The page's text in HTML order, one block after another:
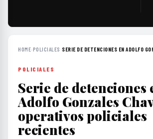
HOME›POLICIALES ›SERIE DE DETENCIONES EN ADOLFO
POLICIALES
Serie de detenciones
Adolfo Gonzales
operativos policiales
recientes